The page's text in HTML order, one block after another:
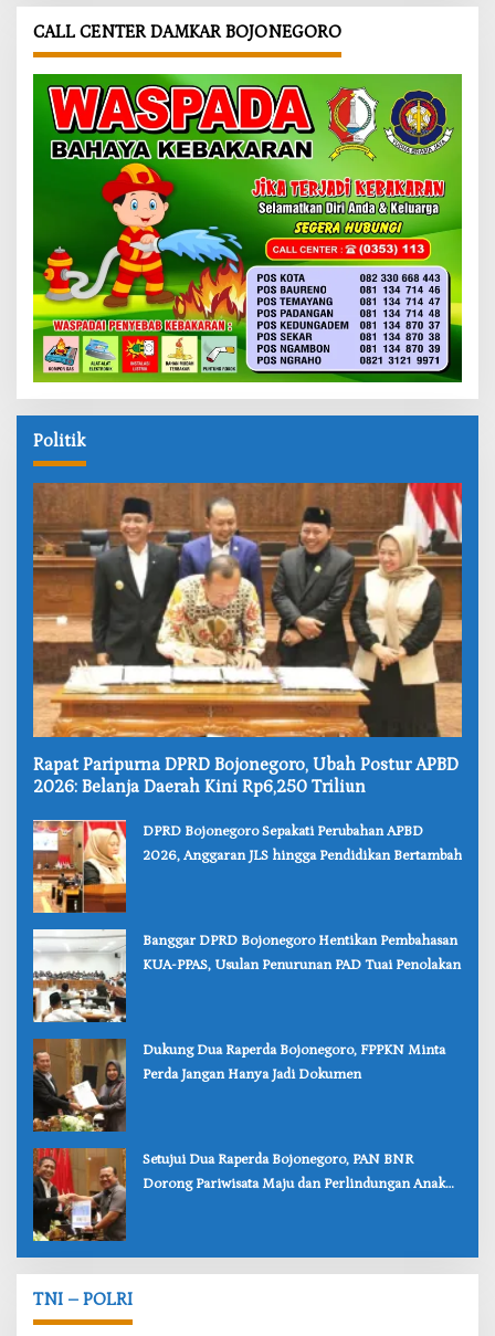
CALL CENTER DAMKAR BOJONEGORO
Politik
‎Rapat Paripurna DPRD Bojonegoro, Ubah Postur APBD
2026: Belanja Daerah Kini Rp6,250 Triliun
‎DPRD Bojonegoro Sepakati Perubahan APBD
2026, Anggaran JLS hingga Pendidikan Bertambah
‎Banggar DPRD Bojonegoro Hentikan Pembahasan
KUA-PPAS, Usulan Penurunan PAD Tuai Penolakan
‎Dukung Dua Raperda Bojonegoro, FPPKN Minta
Perda Jangan Hanya Jadi Dokumen
‎Setujui Dua Raperda Bojonegoro, PAN BNR
Dorong Pariwisata Maju dan Perlindungan Anak
TNI – POLRI